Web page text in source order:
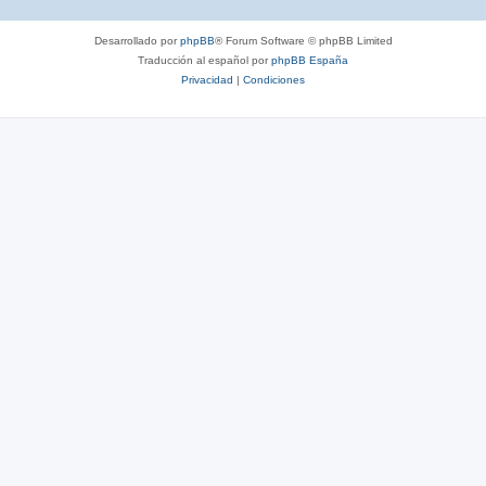
Desarrollado porphpBB® Forum Software © phpBB Limited
Traducción al español porphpBB España
Privacidad | Condiciones